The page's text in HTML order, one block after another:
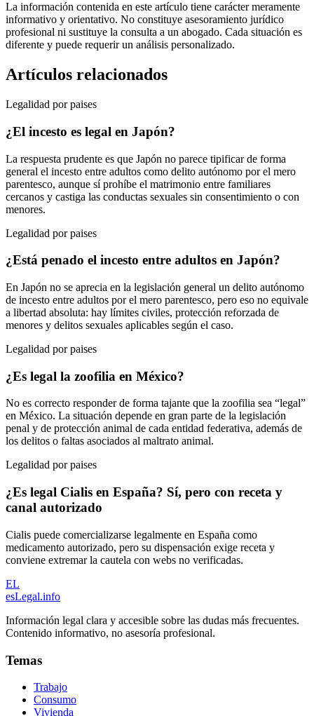
La información contenida en este artículo tiene carácter meramente
informativo y orientativo. No constituye asesoramiento jurídico
profesional ni sustituye la consulta a un abogado. Cada situación es
diferente y puede requerir un análisis personalizado.
Artículos relacionados
Legalidad por paises
¿El incesto es legal en Japón?
La respuesta prudente es que Japón no parece tipificar de forma
general el incesto entre adultos como delito autónomo por el mero
parentesco, aunque sí prohíbe el matrimonio entre familiares
cercanos y castiga las conductas sexuales sin consentimiento o con
menores.
Legalidad por paises
¿Está penado el incesto entre adultos en Japón?
En Japón no se aprecia en la legislación general un delito autónomo
de incesto entre adultos por el mero parentesco, pero eso no equivale
a libertad absoluta: hay límites civiles, protección reforzada de
menores y delitos sexuales aplicables según el caso.
Legalidad por paises
¿Es legal la zoofilia en México?
No es correcto responder de forma tajante que la zoofilia sea “legal”
en México. La situación depende en gran parte de la legislación
penal y de protección animal de cada entidad federativa, además de
los delitos o faltas asociados al maltrato animal.
Legalidad por paises
¿Es legal Cialis en España? Sí, pero con receta y
canal autorizado
Cialis puede comercializarse legalmente en España como
medicamento autorizado, pero su dispensación exige receta y
conviene extremar la cautela con webs no verificadas.
EL
esLegal.info
Información legal clara y accesible sobre las dudas más frecuentes.
Contenido informativo, no asesoría profesional.
Temas
Trabajo
Consumo
Vivienda